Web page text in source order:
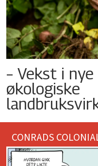
– Vekst i
økologiske
CONRADS